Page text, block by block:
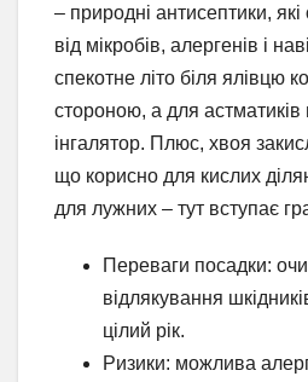
– природні антисептики,
від мікробів, алергенів і
спекотне літо біля ялівцю
стороною, а для астматиків
інгалятор. Плюс, хвоя
що корисно для кислих
для лужних – тут вступає
Переваги посадки:
відлякування
цілий рік.
Ризики: можлива